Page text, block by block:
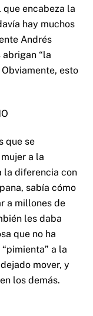
encabeza la
hay muchos
Andrés
abrigan “la
esto
que se
a la
la diferencia con
sabía cómo
a millones de
les daba
que no ha
a la
mover, y
los demás.